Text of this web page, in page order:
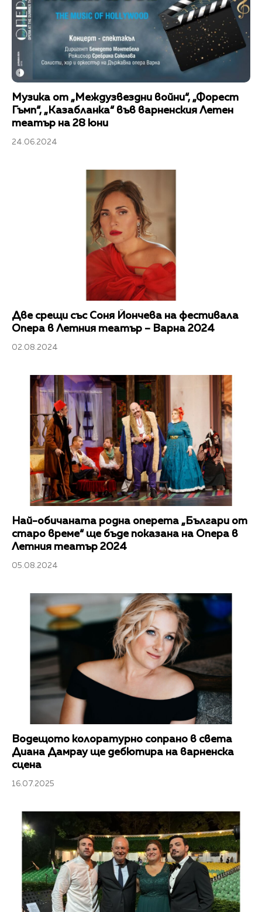
Музика от „Междузвездни войни“, „Форест
Гъмп“, „Казабланка“ във варненския Летен
театър на 28 юни
24.06.2024
Две срещи със Соня Йончева на фестивала
Опера в Летния театър – Варна 2024
02.08.2024
Най-обичаната родна оперета „Българи от
старо време“ ще бъде показана на Опера в
Летния театър 2024
05.08.2024
Водещото колоратурно сопрано в света
Диана Дамрау ще дебютира на варненска
сцена
16.07.2025